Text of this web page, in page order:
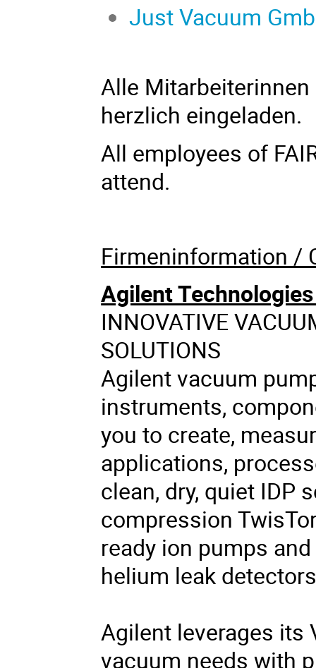
Just Vacuum
Alle Mitarbeiterinnen
herzlich eingeladen.
All employees of
attend.
Firmeninformation /
Agilent
INNOVATIVE
SOLUTIONS
Agilent vacuum
instruments,
you to create,
applications,
clean, dry, quiet IDP
compression
ready ion pumps
helium leak
Agilent leverages its
vacuum needs with